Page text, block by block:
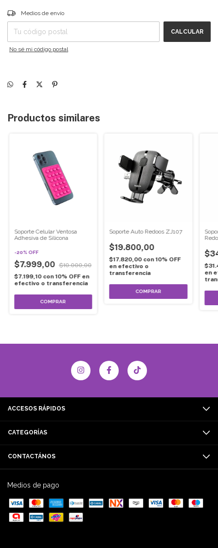
Entregas para el CP:
Medios de envío
CALCULAR
No sé mi código postal
Productos similares
Soporte Celular Ventosa
Adhesiva de Silicona
-20%OFF
$7.999,00 $10.000,00
$7.199,10 con 10% OFF en
efectivo o transferencia
COMPRAR
Soporte Auto Redoos ZJ107
$19.800,00
$17.820,00 con 10% OFF
en efectivo o
transferencia
en
ACCESOS RÁPIDOS
CATEGORÍAS
CONTACTÁNOS
Medios de pago